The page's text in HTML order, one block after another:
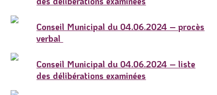
Conseil Municipal du 04.06.2024 – procès
verbal
Conseil Municipal du 04.06.2024 – liste
des délibérations examinées